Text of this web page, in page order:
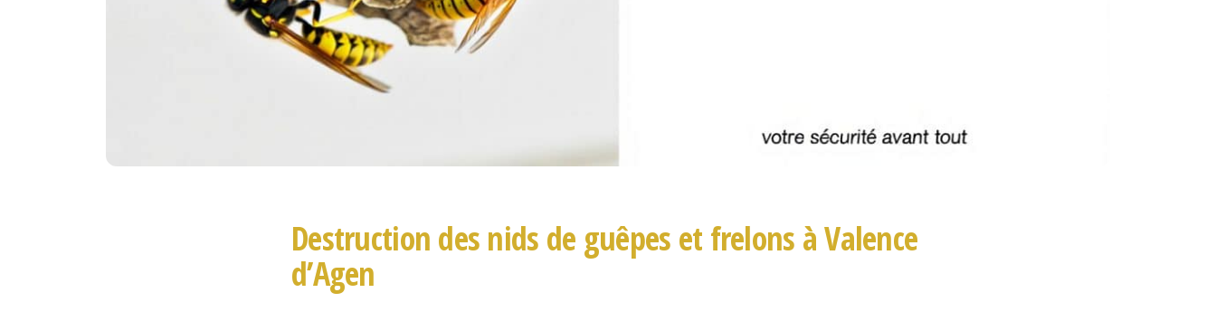
Destruction des nids de guêpes et frelons à Valence
d’Agen